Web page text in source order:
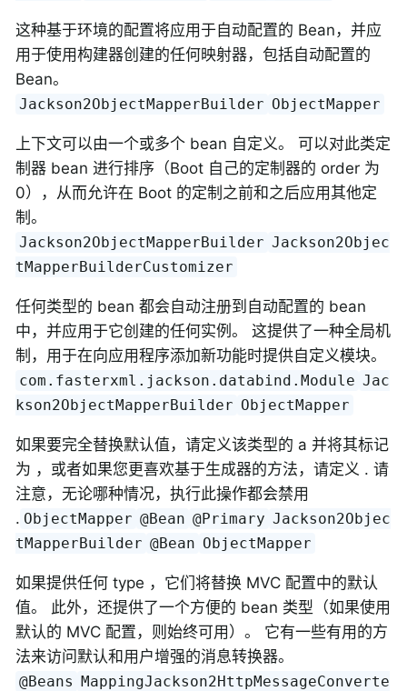
这种基于环境的配置将应用于自动配置的 Bean，并应
用于使用构建器创建的任何映射器，包括自动配置的
Bean。
Jackson2ObjectMapperBuilder ObjectMapper
上下文可以由一个或多个 bean 自定义。 可以对此类定
制器 bean 进行排序（Boot 自己的定制器的 order 为
0），从而允许在 Boot 的定制之前和之后应用其他定
制。
Jackson2ObjectMapperBuilder Jackson2Objec
tMapperBuilderCustomizer
任何类型的 bean 都会自动注册到自动配置的 bean
中，并应用于它创建的任何实例。 这提供了一种全局机
制，用于在向应用程序添加新功能时提供自定义模块。
com.fasterxml.jackson.databind.Module Jac
kson2ObjectMapperBuilder ObjectMapper
如果要完全替换默认值，请定义该类型的 a 并将其标记
为 ，或者如果您更喜欢基于生成器的方法，请定义 . 请
注意，无论哪种情况，执行此操作都会禁用
. ObjectMapper @Bean @Primary Jackson2Objec
tMapperBuilder @Bean ObjectMapper
如果提供任何 type ，它们将替换 MVC 配置中的默认
值。 此外，还提供了一个方便的 bean 类型（如果使用
默认的 MVC 配置，则始终可用）。 它有一些有用的方
法来访问默认和用户增强的消息转换器。
@Beans MappingJackson2HttpMessageConverte